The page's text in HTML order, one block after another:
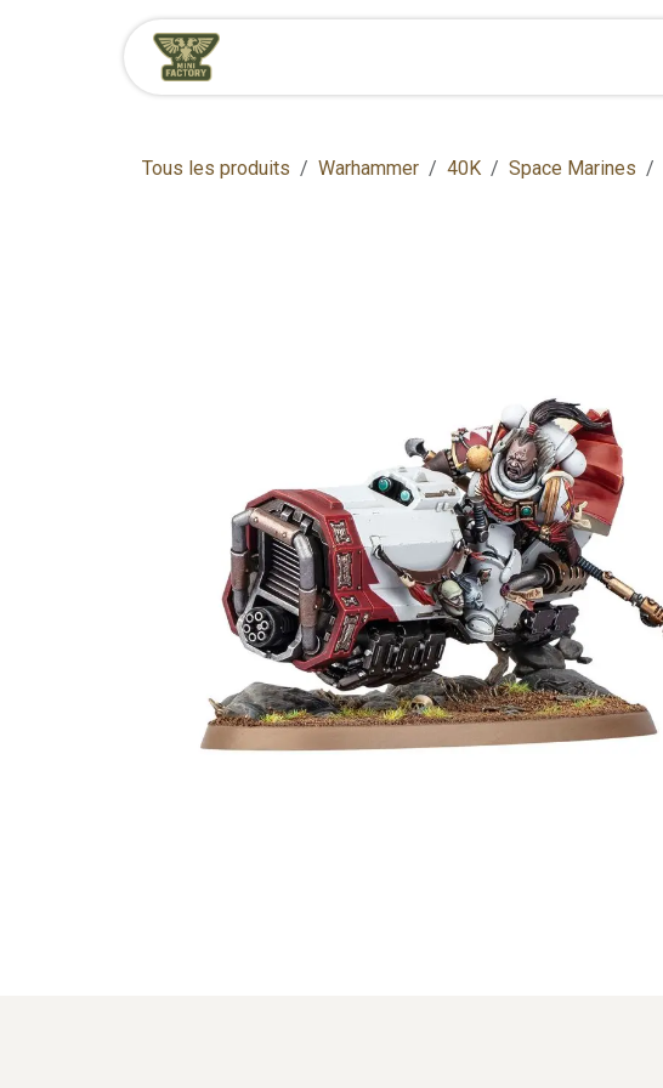
Se rendre au contenu
Tous les produits Warhammer 40K Space Marines